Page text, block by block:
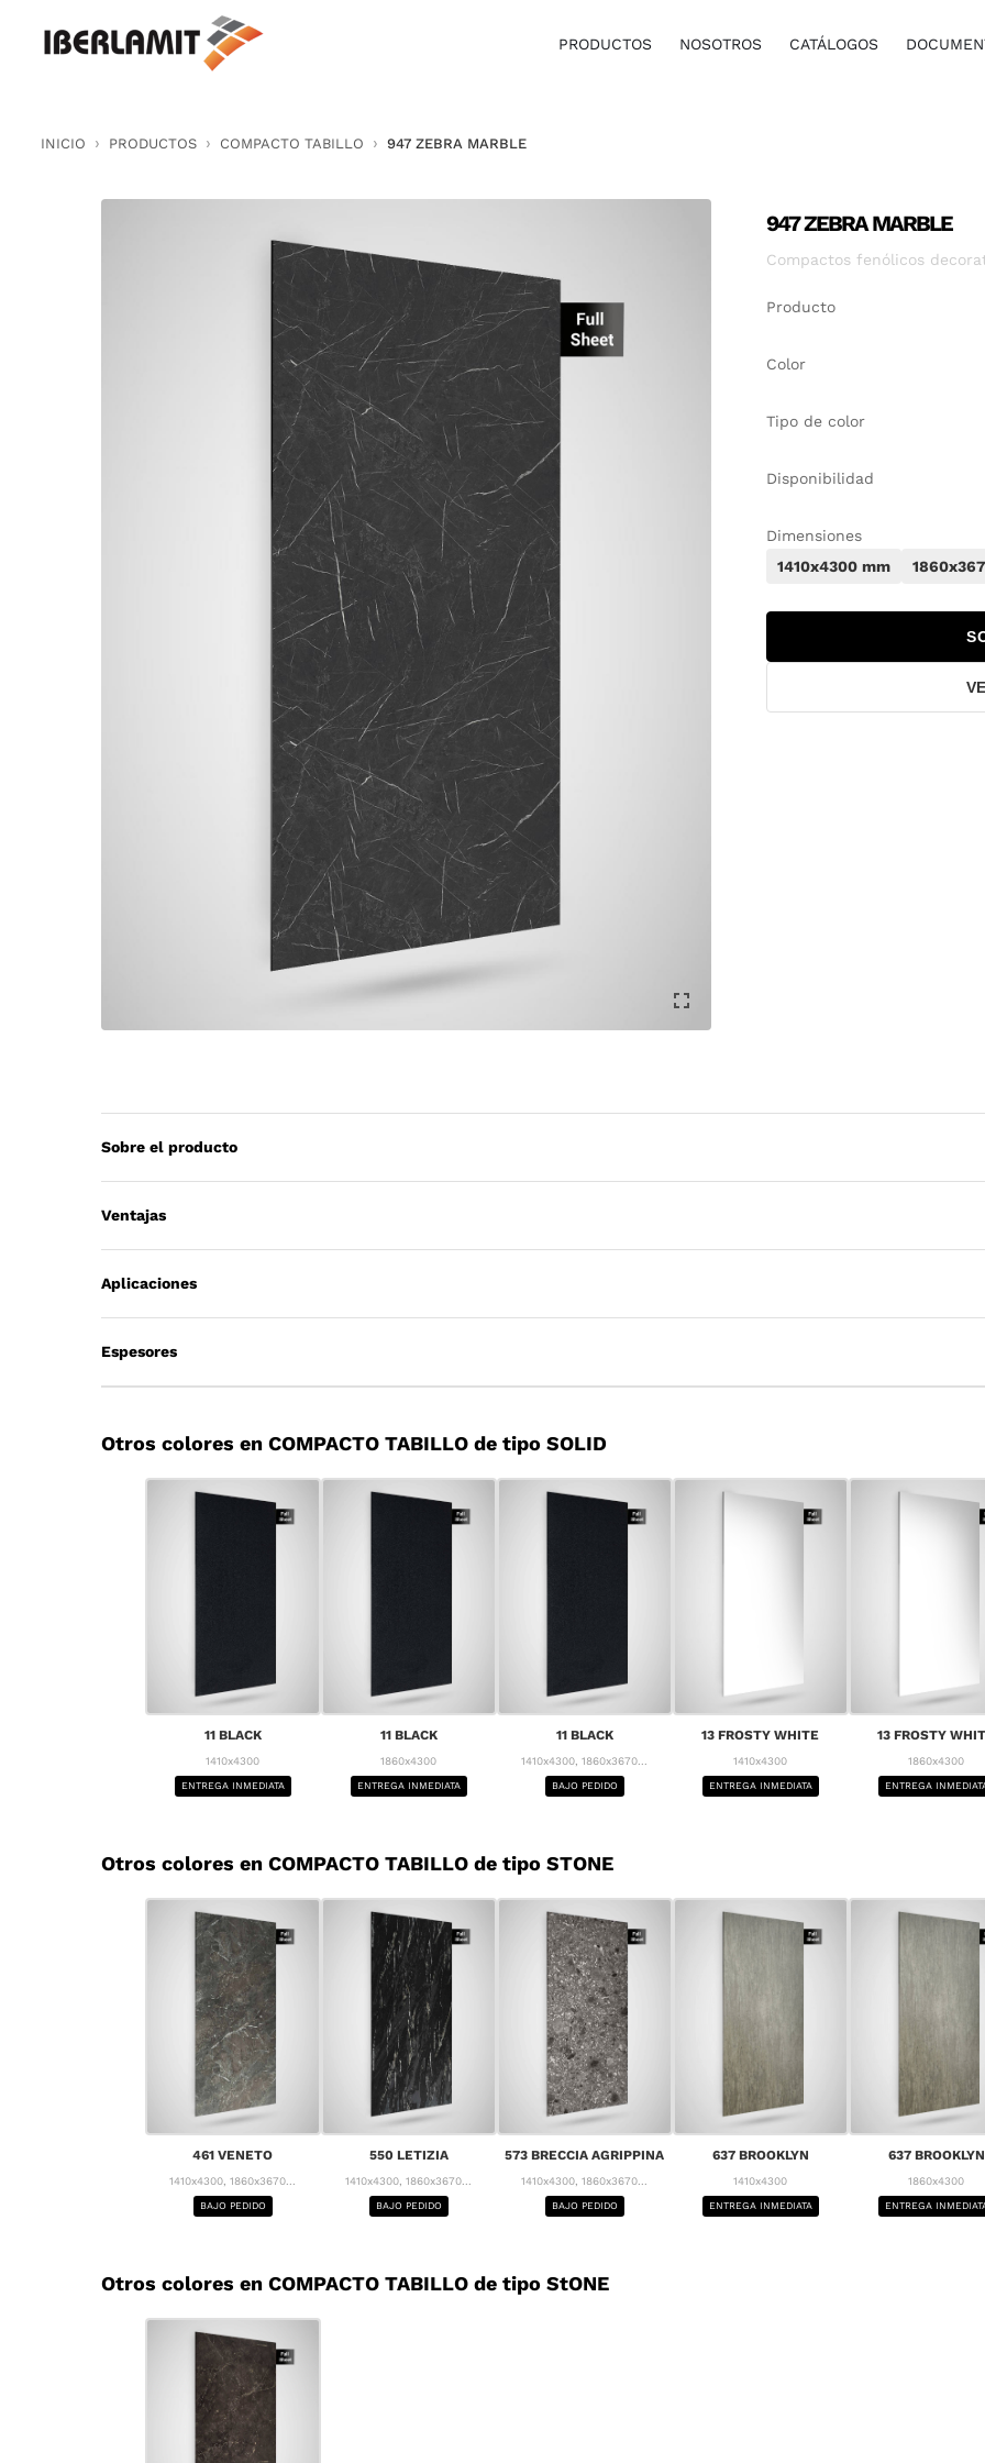
PRODUCTOS NOSOTROS CATÁLOGOS
INICIO PRODUCTOS COMPACTO TABILLO 947 ZEBRA MARBLE
947 ZEBRA MARBLE
Compactos fenólicos
Producto
Color
Tipo de color
Disponibilidad
Dimensiones
1410x4300 mm
Sobre el producto
Ventajas
Aplicaciones
Espesores
Otros colores en COMPACTO TABILLO de tipo SOLID
11 BLACK
1410x4300
ENTREGA INMEDIATA
11 BLACK
1860x4300
ENTREGA INMEDIATA
11 BLACK
1410x4300, 1860x3670...
BAJO PEDIDO
13 FROSTY WHITE
1410x4300
ENTREGA INMEDIATA
13 FROSTY
1860x4300
ENTREGA
Otros colores en COMPACTO TABILLO de tipo STONE
461 VENETO
1410x4300, 1860x3670...
BAJO PEDIDO
550 LETIZIA
1410x4300, 1860x3670...
BAJO PEDIDO
573 BRECCIA AGRIPPINA
1410x4300, 1860x3670...
BAJO PEDIDO
637 BROOKLYN
1410x4300
ENTREGA INMEDIATA
637 BROOKLYN
1860x4300
ENTREGA
Otros colores en COMPACTO TABILLO de tipo StONE